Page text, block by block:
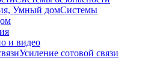
Системы
и видео
Усиление сотовой связи